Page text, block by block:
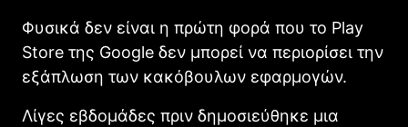
Φυσικά δεν είναι η πρώτη φορά που το Play
Store της Google δεν μπορεί να περιορίσει την
εξάπλωση των κακόβουλων εφαρμογών.
Λίγες εβδομάδες πριν δημοσιεύθηκε μια